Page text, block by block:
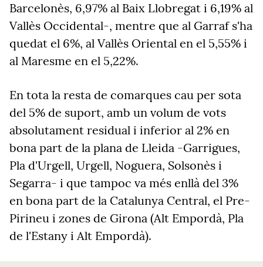
Barcelonès, 6,97% al Baix Llobregat i 6,19% al
Vallès Occidental-, mentre que al Garraf s'ha
quedat el 6%, al Vallès Oriental en el 5,55% i
al Maresme en el 5,22%.
En tota la resta de comarques cau per sota
del 5% de suport, amb un volum de vots
absolutament residual i inferior al 2% en
bona part de la plana de Lleida -Garrigues,
Pla d'Urgell, Urgell, Noguera, Solsonès i
Segarra- i que tampoc va més enllà del 3%
en bona part de la Catalunya Central, el Pre-
Pirineu i zones de Girona (Alt Empordà, Pla
de l'Estany i Alt Empordà).